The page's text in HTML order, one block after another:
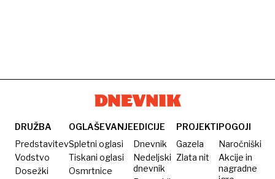
DRUŽBA
Predstavitev
Vodstvo
Dosežki
OGLAŠEVANJE
Spletni oglasi
Tiskani oglasi
Osmrtnice
EDICIJE
Dnevnik
Nedeljski
dnevnik
PROJEKTI
Gazela
Zlata nit
POGOJI
Naročniški
Akcije in
nagradne